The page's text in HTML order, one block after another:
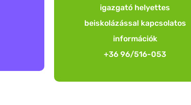
igazgató helyettes
beiskolázással kapcsolatos
információk
+36 96/516-053